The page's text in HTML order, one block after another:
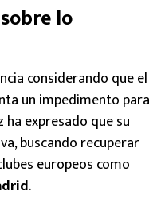
lo
considerando que el
un impedimento para
ha expresado que su
buscando recuperar
europeos como
.